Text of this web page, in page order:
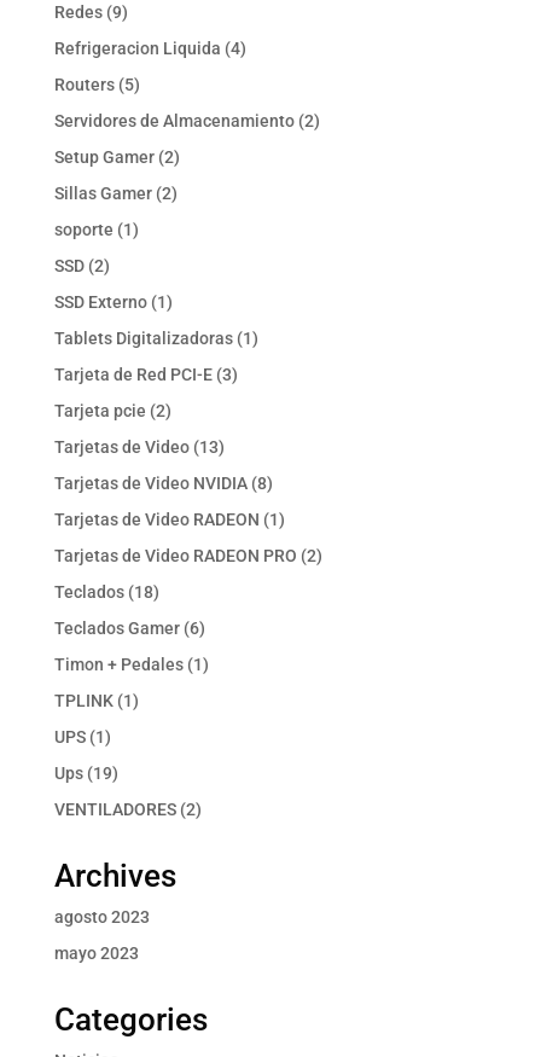
Redes 99
productos
Refrigeracion Liquida 44
Routers 55
productos
Servidores de Almacenamiento 22
Setup Gamer 22
productos
Sillas Gamer 22
soporte 11
SSD 22
productos
SSD Externo 11
producto
Tablets Digitalizadoras 11
Tarjeta de Red PCI-E 33
Tarjeta pcie 22
productos
Tarjetas de Video 1313
productos
Tarjetas de Video NVIDIA 88
productos
Tarjetas de Video RADEON 11
producto
Tarjetas de Video RADEON PRO 22
Teclados 1818
productos
Teclados Gamer 66
productos
Timon + Pedales 11
TPLINK 11
UPS 11
producto
Ups 1919
productos
VENTILADORES 22
Archives
agosto 2023
mayo 2023
Categories